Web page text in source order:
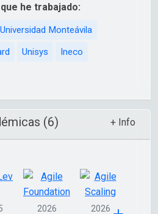
he trabajado:
Universidad Monteávila
Unisys Ineco
(6) + Info
2026 2026